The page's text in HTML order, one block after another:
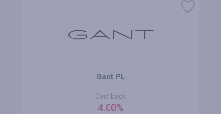
Gant PL
Cashback
4.00%